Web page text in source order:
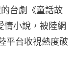
台劇《童話故
情小說，被陸網
平台收視熱度破